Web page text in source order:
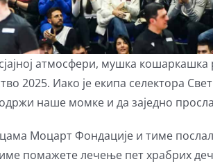
атмосфери, мушка кошаркашка
2025. Иако је екипа селектора
наше момке и да заједно
Моцарт Фондације и тиме
помажете лечење пет храбрих